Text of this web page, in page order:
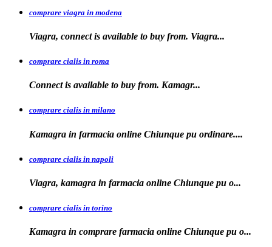
comprare viagra in modena
Viagra, connect is available to buy from. Viagra...
comprare cialis in roma
Connect is available to buy from. Kamagr...
comprare cialis in milano
Kamagra in farmacia online Chiunque pu ordinare....
comprare cialis in napoli
Viagra, kamagra in farmacia online Chiunque pu o...
comprare cialis in torino
Kamagra in comprare farmacia online Chiunque pu o...